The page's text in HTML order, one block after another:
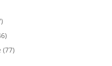
(77)